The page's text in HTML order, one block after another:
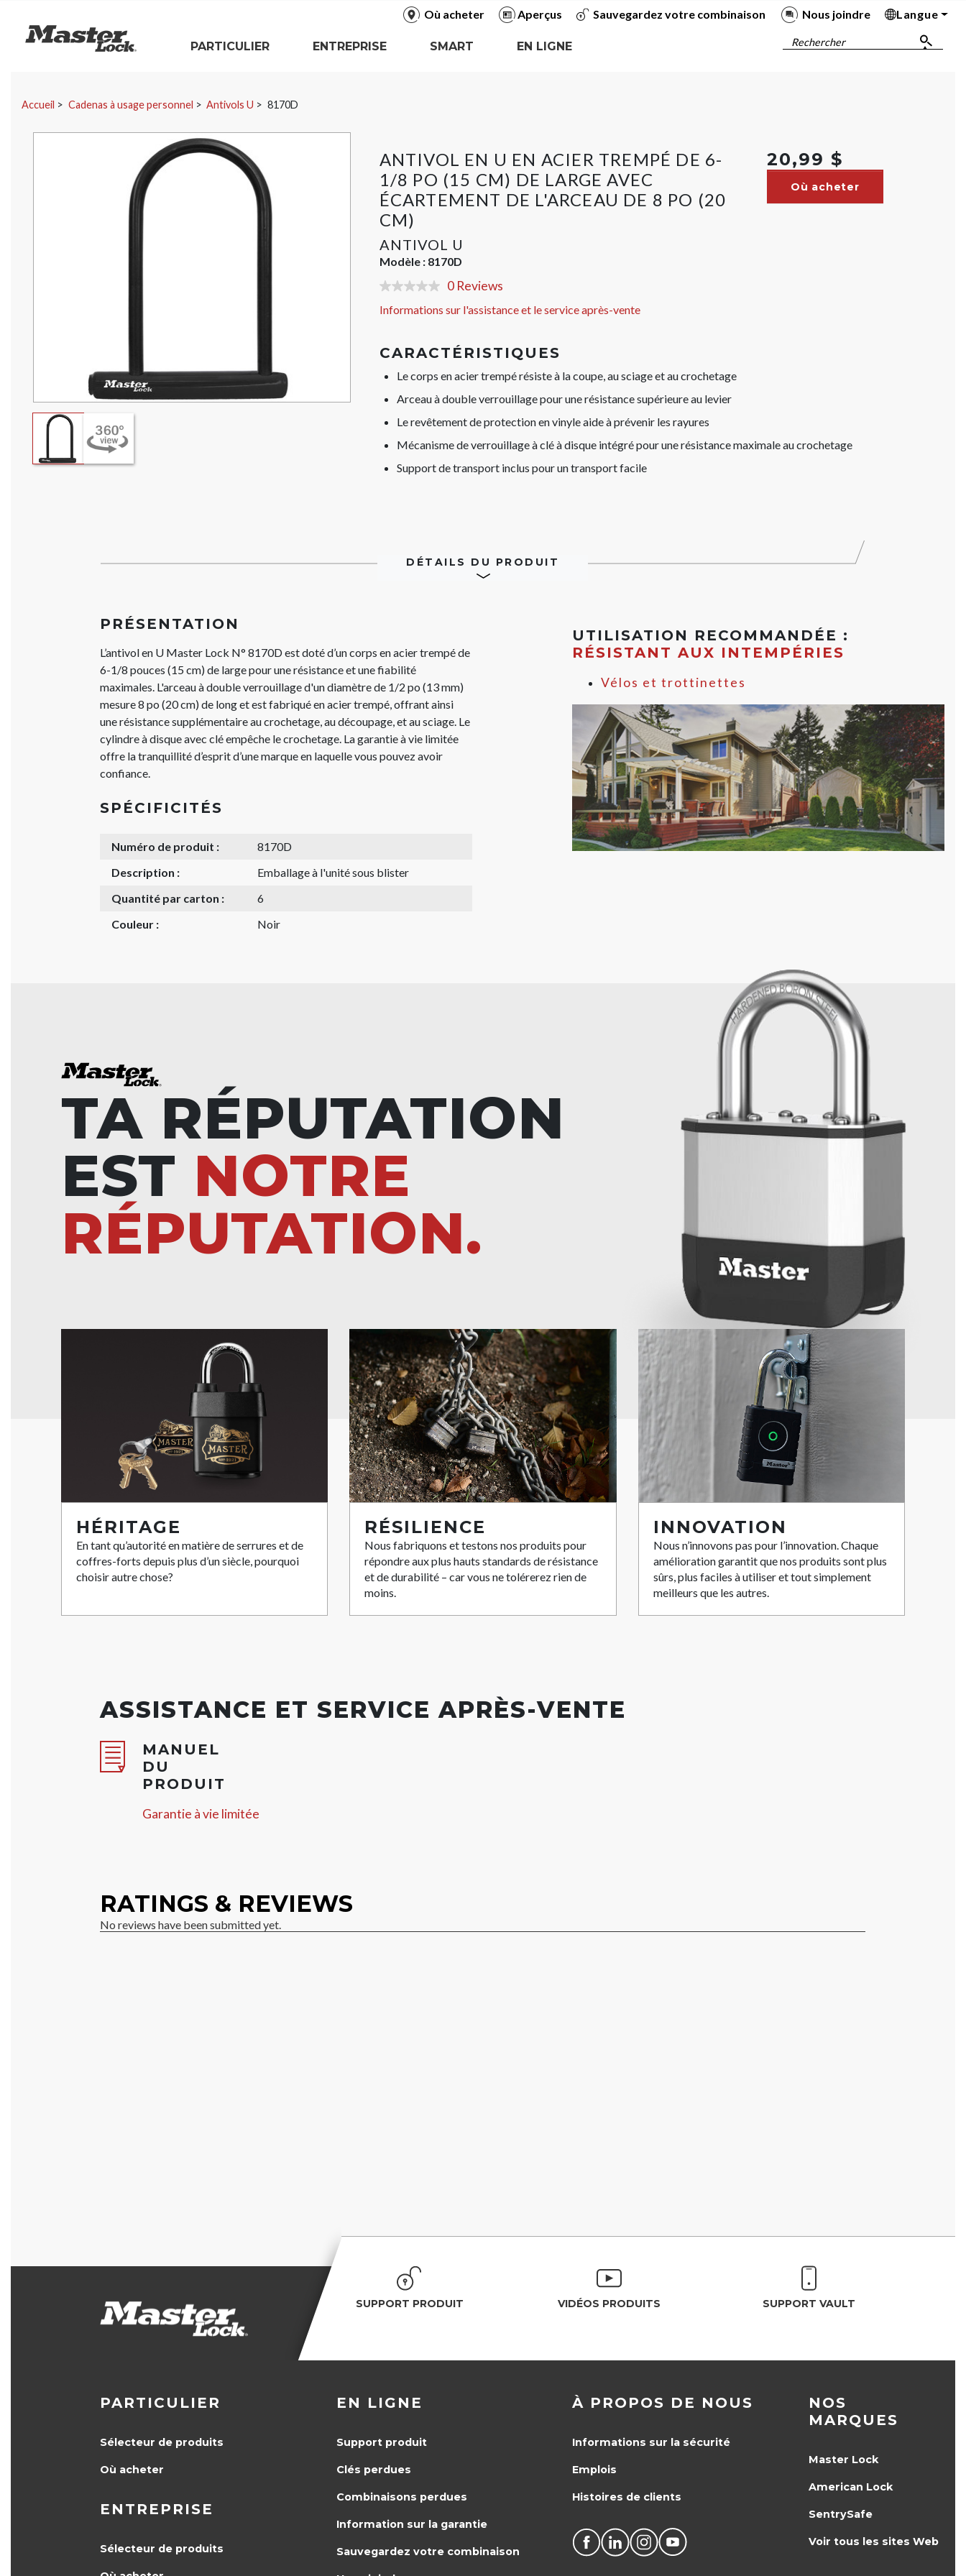
Où acheter Aperçus Sauvegardez votre combinaison Nous joindre
Langue
Master Lock
Rechercher
PARTICULIER
ENTREPRISE
SMART
EN LIGNE
Accueil Cadenas à usage personnel Antivols U 8170D
ANTIVOL EN U EN ACIER TREMPÉ DE 6-
1/8 PO (15 CM) DE LARGE AVEC
ÉCARTEMENT DE L'ARCEAU DE 8 PO (20
CM)
ANTIVOL U
Modèle : 8170D
No
value
link.
0 Reviews
Informations sur l'assistance et le service après-vente
20,99 $
Où acheter
CARACTÉRISTIQUES
Le corps en acier trempé résiste à la coupe, au sciage et au crochetage
Arceau à double verrouillage pour une résistance supérieure au levier
Le revêtement de protection en vinyle aide à prévenir les rayures
Mécanisme de verrouillage à clé à disque intégré pour une résistance maximale au crochetage
Support de transport inclus pour un transport facile
DÉTAILS DU PRODUIT
PRÉSENTATION
L’antivol en U Master Lock N° 8170D est doté d’un corps en acier trempé de
6-1/8 pouces (15 cm) de large pour une résistance et une fiabilité
maximales. L'arceau à double verrouillage d'un diamètre de 1/2 po (13 mm)
mesure 8 po (20 cm) de long et est fabriqué en acier trempé, offrant ainsi
une résistance supplémentaire au crochetage, au découpage, et au sciage. Le
cylindre à disque avec clé empêche le crochetage. La garantie à vie limitée
offre la tranquillité d’esprit d’une marque en laquelle vous pouvez avoir
confiance.
SPÉCIFICITÉS
Numéro de produit :
8170D
Description :
Emballage à l'unité sous blister
Quantité par carton :
6
Couleur :
Noir
UTILISATION RECOMMANDÉE :
RÉSISTANT AUX INTEMPÉRIES
Vélos et trottinettes
TA RÉPUTATION
EST NOTRE
RÉPUTATION.
HÉRITAGE
En tant qu’autorité en matière de serrures et de
coffres-forts depuis plus d’un siècle, pourquoi
choisir autre chose?
RÉSILIENCE
Nous fabriquons et testons nos produits pour
répondre aux plus hauts standards de résistance
et de durabilité – car vous ne tolérerez rien de
moins.
INNOVATION
Nous n’innovons pas pour l’innovation. Chaque
amélioration garantit que nos produits sont plus
sûrs, plus faciles à utiliser et tout simplement
meilleurs que les autres.
ASSISTANCE ET SERVICE APRÈS-VENTE
MANUEL
DU
PRODUIT
Garantie à vie limitée
SUPPORT PRODUIT VIDÉOS PRODUITS SUPPORT VAULT
PARTICULIER
Sélecteur de produits
Où acheter
ENTREPRISE
Sélecteur de produits
EN LIGNE
Support produit
Clés perdues
Combinaisons perdues
Information sur la garantie
Sauvegardez votre combinaison
À PROPOS DE NOUS
Informations sur la sécurité
Emplois
Histoires de clients
NOS
MARQUES
Master Lock
American Lock
SentrySafe
Voir tous les sites Web